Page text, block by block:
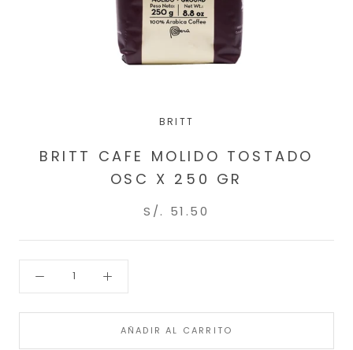
BRITT
BRITT CAFE MOLIDO TOSTADO
OSC X 250 GR
S/. 51.50
AÑADIR AL CARRITO